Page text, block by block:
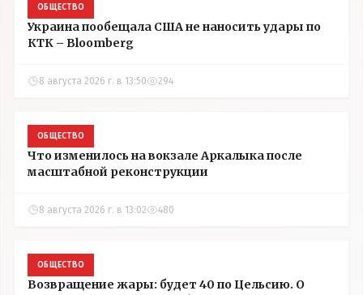
ОБЩЕСТВО
Украина пообещала США не наносить удары по
КТК – Bloomberg
8 августа 2026 г. в 13:50 294
ОБЩЕСТВО
Что изменилось на вокзале Аркалыка после
масштабной реконструкции
8 августа 2026 г. в 13:02 480
ОБЩЕСТВО
Возвращение жары: будет 40 по Цельсию. О